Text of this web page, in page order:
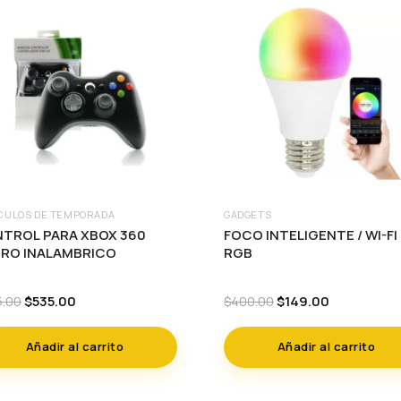
DE TEMPORADA
PARA XBOX 360
INALAMBRICO
Original
$995.00.
$535.00
$535.00.
Añadir al carrito
GADGETS
FOCO INTELIGENTE / WI-FI
RGB
$400.00Original
$400.00.
$149.00
$149.00.
Añadir al carrito